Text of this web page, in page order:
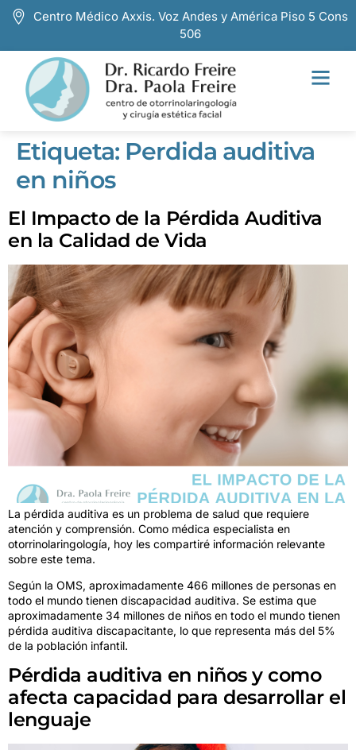
Centro Médico Axxis. Voz Andes y América Piso 5 Cons
506
Etiqueta: Perdida auditiva
en niños
El Impacto de la Pérdida Auditiva
en la Calidad de Vida
La pérdida auditiva es un problema de salud que requiere
atención y comprensión. Como médica especialista en
otorrinolaringología, hoy les compartiré información relevante
sobre este tema.
Según la OMS, aproximadamente 466 millones de personas en
todo el mundo tienen discapacidad auditiva. Se estima que
aproximadamente 34 millones de niños en todo el mundo tienen
pérdida auditiva discapacitante, lo que representa más del 5%
de la población infantil.
Pérdida auditiva en niños y como
afecta capacidad para desarrollar el
lenguaje